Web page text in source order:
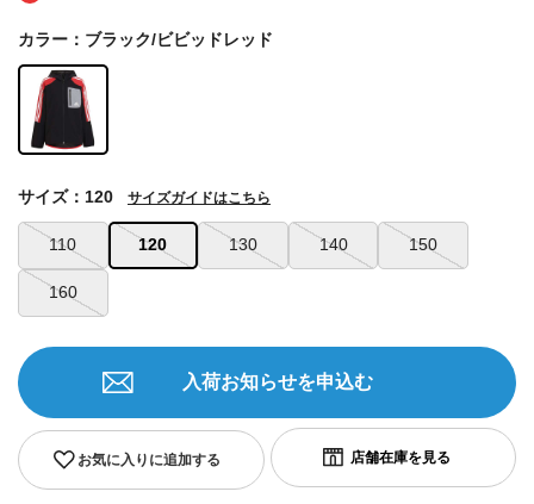
カラー：ブラック/ビビッドレッド
110 120 130 140 150
160
サイズ：120 サイズガイドはこちら
お気に入りに追加する
入荷お知らせを申込む